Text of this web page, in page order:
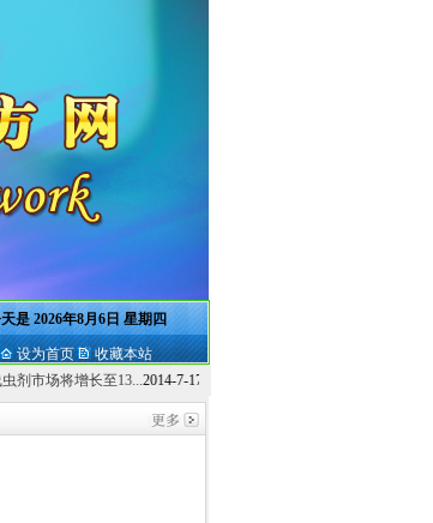
是2026年8月6日 星期四
设为首页
收藏本站
至13...2014-7-17 研究人员呼吁出台新烟碱类农药及氟...